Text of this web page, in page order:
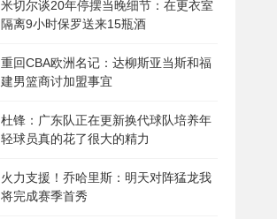
米切尔谈20年停摆当晚细节：在更衣室
隔离9小时保罗送来15瓶酒
重回CBA欧洲名记：达柳斯亚当斯和福
建男篮商讨加盟事宜
杜锋：广东队正在更新换代球队培养年
轻球员真的花了很大的精力
火力支援！乔哈里斯：明天对阵猛龙我
将完成赛季首秀